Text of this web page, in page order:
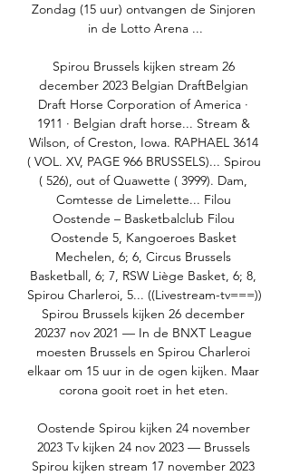
Zondag (15 uur) ontvangen de Sinjoren
in de Lotto Arena ...
Spirou Brussels kijken stream 26
december 2023 Belgian DraftBelgian
Draft Horse Corporation of America ·
1911 · ‎Belgian draft horse... Stream &
Wilson, of Creston, Iowa. RAPHAEL 3614
( VOL. XV, PAGE 966 BRUSSELS)... Spirou
( 526), out of Quawette ( 3999). Dam,
Comtesse de Limelette... Filou
Oostende – Basketbalclub Filou
Oostende 5, Kangoeroes Basket
Mechelen, 6; 6, Circus Brussels
Basketball, 6; 7, RSW Liège Basket, 6; 8,
Spirou Charleroi, 5... ((Livestream-tv===))
Spirou Brussels kijken 26 december
20237 nov 2021 — In de BNXT League
moesten Brussels en Spirou Charleroi
elkaar om 15 uur in de ogen kijken. Maar
corona gooit roet in het eten.
Oostende Spirou kijken 24 november
2023 Tv kijken 24 nov 2023 — Brussels
Spirou kijken stream 17 november 2023